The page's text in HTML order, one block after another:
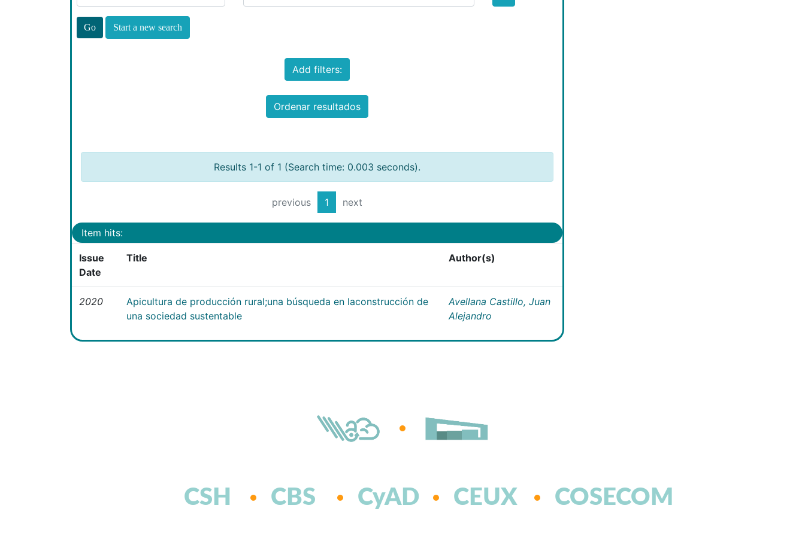
Start a new search
Add filters:
Ordenar resultados
Results 1-1 of 1 (Search time: 0.003 seconds).
previous 1 next
Item hits:
Issue
Date
Title Author(s)
2020
Apicultura de producción rural;una búsqueda en laconstrucción de
una sociedad sustentable
Avellana Castillo, Juan
Alejandro
CSH CBS CyAD CEUX COSECOM